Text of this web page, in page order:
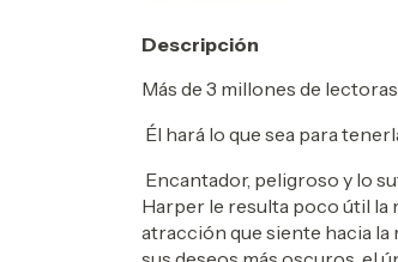
Descripción
Más de 3 millones de
Él hará lo que sea para
Encantador, peligroso y lo
Harper le resulta poco útil la
atracción que siente hacia la